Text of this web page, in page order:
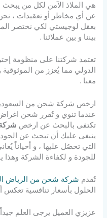
هي الملاذ الآمن لكل من
عن أي مخاطر أو تعقيدات ، نحن
بعقل لوجيستي لكي نختصر
بيننا و بين عملائنا .
تعتمد شركتنا على منظومة
الدولي مما يُعزز من
معنا .
ارخص شركة شحن من
عندما تنوي و تُقرر شحن
تكتفى بالبحث عن ارخص
ينبغى عليك أن تبحث عن الجودة
التي تحصُل عليها ، و أحياناً
للجودة و لكفاءة الشركة وهذا
تُقدم شركة شحن من الرياض
الحلول بأسعار تنافسية تعكس
عزيزي العميل يرجى العلم